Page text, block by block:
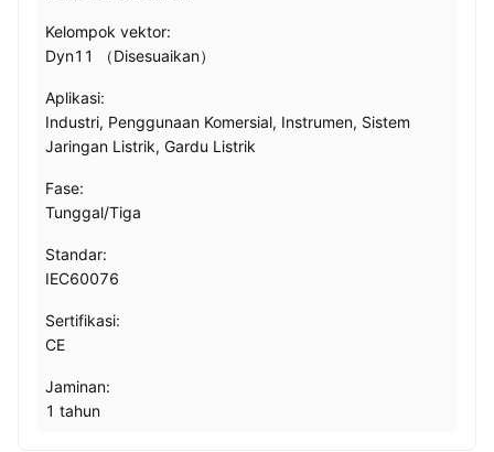
Kelompok vektor:
Dyn11 （Disesuaikan）
Aplikasi:
Industri, Penggunaan Komersial, Instrumen, Sistem
Jaringan Listrik, Gardu Listrik
Fase:
Tunggal/Tiga
Standar:
IEC60076
Sertifikasi:
CE
Jaminan:
1 tahun